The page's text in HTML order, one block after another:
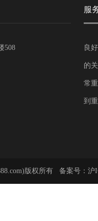
508
服
良
的
常
到
版权所有 备案号： 沪